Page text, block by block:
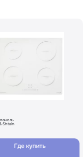
Shtain
Где купить